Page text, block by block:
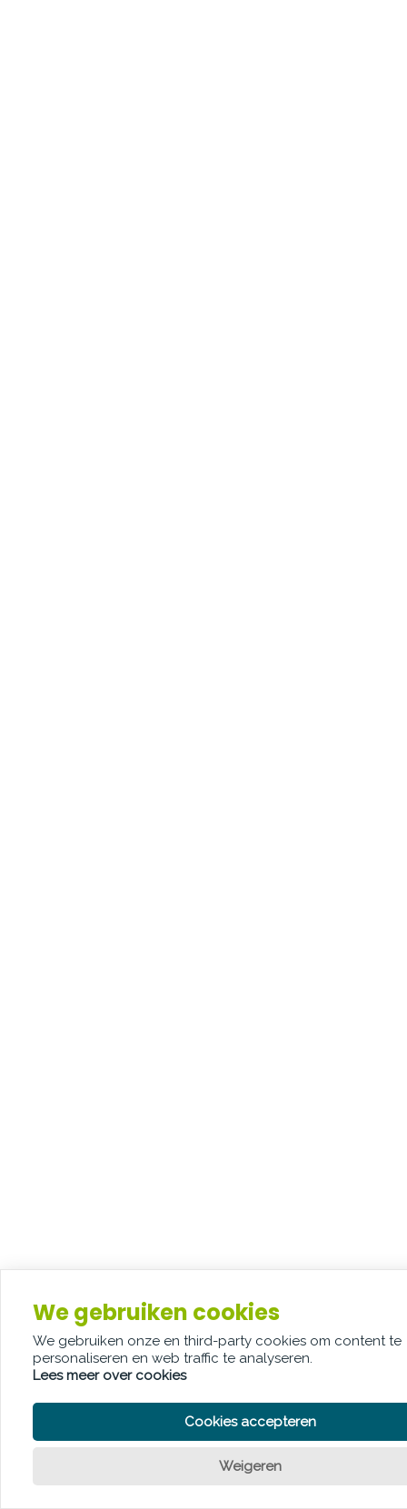
We gebruiken cookies
We gebruiken onze en third-party cookies om content te
personaliseren en web traffic te analyseren.
Lees meer over cookies
Cookies accepteren
Weigeren